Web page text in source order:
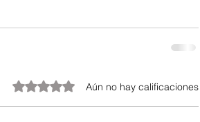
Obtuvo 0 de 5 estrellas.Aún no hay calificaciones